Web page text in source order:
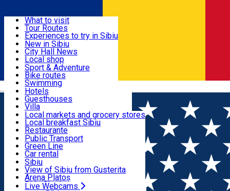
Română
Useful info
Activities & Adventure
Accommodation
Food, Drinks & Nightlife
Transport & Parking
Live Webcams
What to visit
Tour Routes
Experiences to try in Sibiu
Podcast
Culture
Museums
Churches
Parks, Zoo
County of Sibiu
New in Sibiu
City Hall News
Local shop
Sibiu artisans
Sibiul Verde
Public services
Education
How do I get to Sibiu
Tourist Info
Tour Guides
Guided tours
Publicații locale
Beauty salons
Sport & Adventure
Bike routes
Swimming
Riding
Indoor activities
Loc de joacă indoor
Loc de joacă outdoor
Ski
Ice skating
Yoga
Hotels
Guesthouses
Villa
Hostels
Motel
Camping
Renting rooms
Rooms for rent
Accommodation outside Sibiu
Local markets and grocery stores
Local breakfast Sibiu
Restaurante
Pizza
Fast Food
Coffee
Sweets
Pub, Bar
Night clubs
Bakeries
Public Transport
Green Line
Car rental
Rent a bike
Scooter rentals
Taxi
Ride Sharing
Sibiu
View of Sibiu from Gusterita
Arena Platoș
Live Webcams